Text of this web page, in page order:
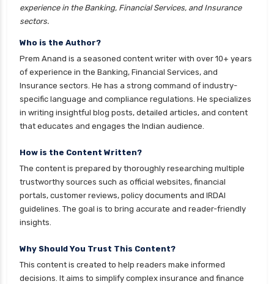
experience in the Banking, Financial Services, and Insurance
sectors.
Who is the Author?
Prem Anand is a seasoned content writer with over 10+ years
of experience in the Banking, Financial Services, and
Insurance sectors. He has a strong command of industry-
specific language and compliance regulations. He specializes
in writing insightful blog posts, detailed articles, and content
that educates and engages the Indian audience.
How is the Content Written?
The content is prepared by thoroughly researching multiple
trustworthy sources such as official websites, financial
portals, customer reviews, policy documents and IRDAI
guidelines. The goal is to bring accurate and reader-friendly
insights.
Why Should You Trust This Content?
This content is created to help readers make informed
decisions. It aims to simplify complex insurance and finance